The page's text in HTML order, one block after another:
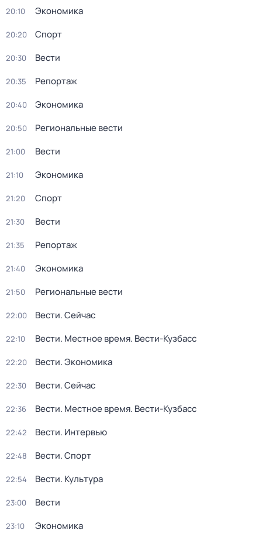
20:10 Экономика
20:20 Спорт
20:30 Вести
20:35 Репортаж
20:40 Экономика
20:50 Региональные вести
21:00 Вести
21:10 Экономика
21:20 Спорт
21:30 Вести
21:35 Репортаж
21:40 Экономика
21:50 Региональные вести
22:00 Вести. Сейчас
22:10 Вести. Местное время. Вести-Кузбасс
22:20 Вести. Экономика
22:30 Вести. Сейчас
22:36 Вести. Местное время. Вести-Кузбасс
22:42 Вести. Интервью
22:48 Вести. Спорт
22:54 Вести. Культура
23:00 Вести
23:10 Экономика